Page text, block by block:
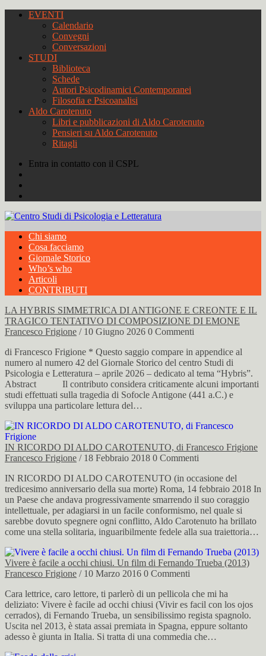
EVENTI
Calendario
Convegni
Conversazioni
STUDI
Biblioteca
Schede
Autori Psicodinamici Contemporanei
Filosofia e Psicoanalisi
Aldo Carotenuto
Libri e pubblicazioni di Aldo Carotenuto
Pensieri su Aldo Carotenuto
Ritagli
Entra in contatto con il CSPL
Chi siamo
Cosa facciamo
Giornale Storico
Who’s who
Articoli
CONTRIBUTI
LA HYBRIS SIMMETRICA DI ANTIGONE E CREONTE E IL
TRAGICO TENTATIVO DI COMPOSIZIONE DI EMONE
Francesco Frigione / 10 Giugno 2026 0 Commenti
di Francesco Frigione * Questo saggio compare in appendice al
numero al numero 42 del Giornale Storico del centro Studi di
Psicologia e Letteratura – aprile 2026 – dedicato al tema “Hybris”.
Abstract Il contributo considera criticamente alcuni importanti
studi effettuati sulla tragedia di Sofocle Antigone (441 a.C.) e
sviluppa una particolare lettura del…
IN RICORDO DI ALDO CAROTENUTO, di Francesco Frigione
Francesco Frigione / 18 Febbraio 2018 0 Commenti
IN RICORDO DI ALDO CAROTENUTO (in occasione del
tredicesimo anniversario della sua morte) Roma, 14 febbraio 2018 In
un Paese che andava progressivamente smarrendo il suo coraggio
intellettuale, per adagiarsi in un facile conformismo, nel quale si
sarebbe dovuto spegnere ogni conflitto, Aldo Carotenuto ha brillato
come una stella solitaria, inguaribilmente fedele alla sua traiettoria…
Vivere è facile a occhi chiusi. Un film di Fernando Trueba (2013)
Francesco Frigione / 10 Marzo 2016 0 Commenti
Cara lettrice, caro lettore, ti parlerò di un pellicola che mi ha
deliziato: Vivere è facile ad occhi chiusi (Vivir es facil con los ojos
cerrados), di Fernando Trueba, un sensibilissimo regista spagnolo.
Uscita nel 2013, è stata assai premiata in Spagna, eppure soltanto
adesso è giunta in Italia. Si tratta di una commedia che…